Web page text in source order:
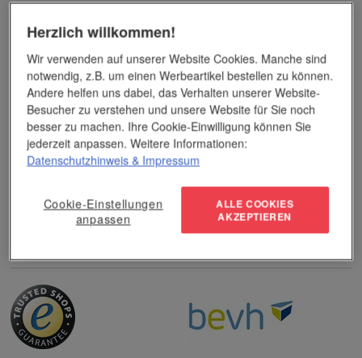
Top-Qualität unserer Produkte
Weitere Serviceinfos
Alle Infos zum Werbedruck
Zahlungsarten
Bestellvorgang
Unsere Marken
Herzlich willkommen!
Wir verwenden auf unserer Website Cookies. Manche sind
notwendig, z.B. um einen Werbeartikel bestellen zu können.
Andere helfen uns dabei, das Verhalten unserer Website-
Besucher zu verstehen und unsere Website für Sie noch
besser zu machen. Ihre Cookie-Einwilligung können Sie
jederzeit anpassen. Weitere Informationen:
Datenschutzhinweis & Impressum
Cookie-Einstellungen
anpassen
ALLE COOKIES
AKZEPTIEREN